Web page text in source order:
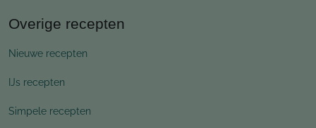
Overige recepten
Nieuwe recepten
IJs recepten
Simpele recepten